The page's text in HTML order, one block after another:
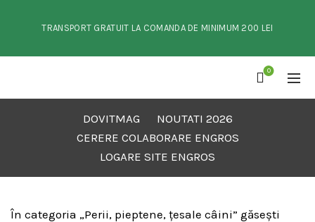
TRANSPORT GRATUIT LA COMANDA DE MINIMUM 200 LEI
0
DOVITMAG
NOUTATI 2026
CERERE COLABORARE ENGROS
LOGARE SITE ENGROS
În categoria „Perii, pieptene, țesale câini” găsești